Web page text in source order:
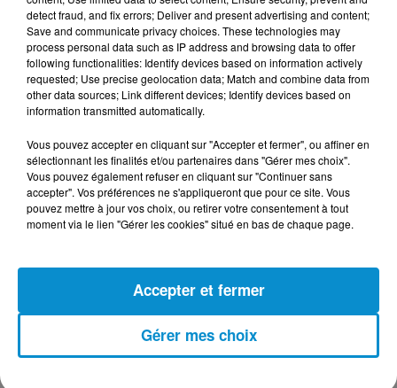
DERNIERS PODCASTS
24 juillet 2026
Les Zinformés - 24/07/26
23 juillet 2026
Les Zinformés - 23/07/26
detect fraud, and fix errors; Deliver and present advertising and content;
Save and communicate privacy choices. These technologies may
process personal data such as IP address and browsing data to offer
following functionalities: Identify devices based on information actively
requested; Use precise geolocation data; Match and combine data from
other data sources; Link different devices; Identify devices based on
information transmitted automatically.
Vous pouvez accepter en cliquant sur "Accepter et fermer", ou affiner en
sélectionnant les finalités et/ou partenaires dans "Gérer mes choix".
Vous pouvez également refuser en cliquant sur "Continuer sans
accepter". Vos préférences ne s'appliqueront que pour ce site. Vous
pouvez mettre à jour vos choix, ou retirer votre consentement à tout
moment via le lien "Gérer les cookies" situé en bas de chaque page.
Gérer mes choix
Accepter et fermer